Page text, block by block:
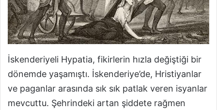
İskenderiyeli Hypatia, fikirlerin hızla değiştiği bir
dönemde yaşamıştı. İskenderiye’de, Hristiyanlar
ve paganlar arasında sık sık patlak veren isyanlar
mevcuttu. Şehrindeki artan şiddete rağmen